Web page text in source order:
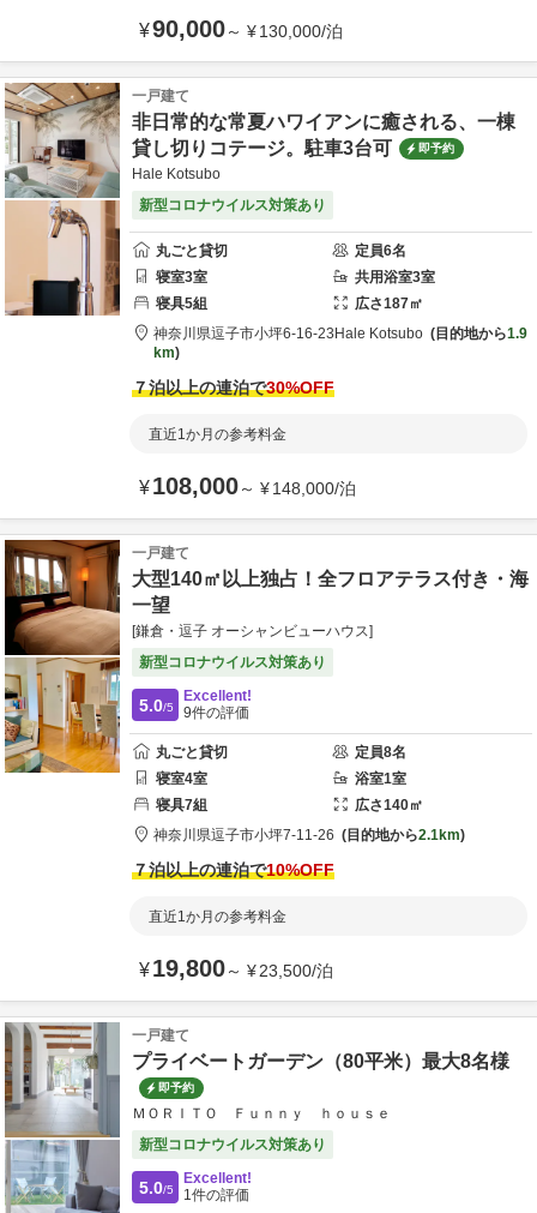
¥90,000～ ¥130,000/泊
一戸建て
非日常的な常夏ハワイアンに癒される、一棟
貸し切りコテージ。駐車3台可
即予約
Hale Kotsubo
新型コロナウイルス対策あり
丸ごと貸切 定員6名
寝室3室 共用浴室3室
寝具5組 広さ187㎡
神奈川県逗子市小坪6-16-23 Hale Kotsubo 目的地から1.9
km
７泊以上の連泊で30%OFF
直近1か月の参考料金
¥108,000～ ¥148,000/泊
一戸建て
大型140㎡以上独占！全フロアテラス付き・海
一望
[鎌倉・逗子 オーシャンビューハウス]
新型コロナウイルス対策あり
5.0/5
Excellent!
9件の評価
丸ごと貸切 定員8名
寝室4室 浴室1室
寝具7組 広さ140㎡
神奈川県逗子市小坪7-11-26 目的地から2.1km
７泊以上の連泊で10%OFF
直近1か月の参考料金
¥19,800～ ¥23,500/泊
一戸建て
プライベートガーデン（80平米）最大8名様
即予約
ＭＯＲＩＴＯ Ｆｕｎｎｙ ｈｏｕｓｅ
新型コロナウイルス対策あり
5.0/5
Excellent!
1件の評価